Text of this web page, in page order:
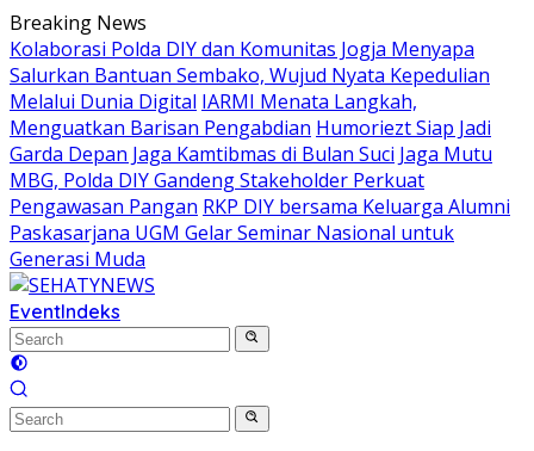
Skip
to
content
Breaking News
Kolaborasi Polda DIY dan Komunitas Jogja Menyapa
Salurkan Bantuan Sembako, Wujud Nyata Kepedulian
Melalui Dunia Digital IARMI Menata Langkah,
Menguatkan Barisan Pengabdian Humoriezt Siap Jadi
Garda Depan Jaga Kamtibmas di Bulan Suci Jaga Mutu
MBG, Polda DIY Gandeng Stakeholder Perkuat
Pengawasan Pangan RKP DIY bersama Keluarga Alumni
Paskasarjana UGM Gelar Seminar Nasional untuk
Generasi Muda
EventIndeks